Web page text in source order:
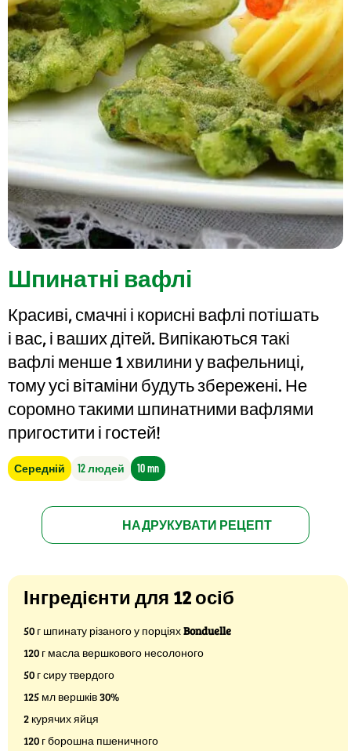
Шпинатні вафлі
Красиві, смачні і корисні вафлі потішать
і вас, і ваших дітей. Випікаються такі
вафлі менше 1 хвилини у вафельниці,
тому усі вітаміни будуть збережені. Не
соромно такими шпинатними вафлями
пригостити і гостей!
Середній 12 людей 10 mn
НАДРУКУВАТИ РЕЦЕПТ
Інгредієнти для 12 осіб
50 г шпинату різаного у порціяхBonduelle
120 г масла вершкового несолоного
50 г сиру твердого
125 мл вершків 30%
2 курячих яйця
120 г борошна пшеничного